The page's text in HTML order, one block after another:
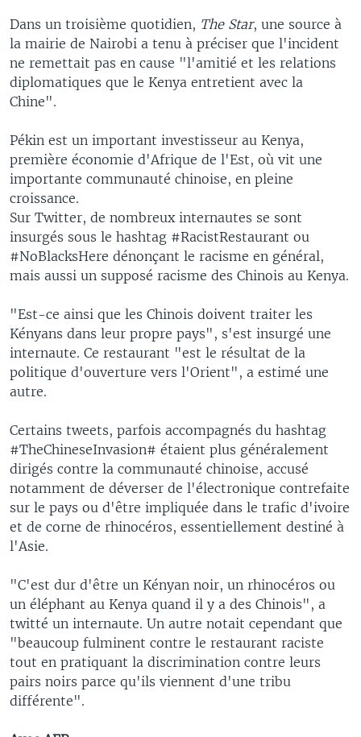
Dans un troisième quotidien, The Star, une source à
la mairie de Nairobi a tenu à préciser que l'incident
ne remettait pas en cause "l'amitié et les relations
diplomatiques que le Kenya entretient avec la
Chine".
Pékin est un important investisseur au Kenya,
première économie d'Afrique de l'Est, où vit une
importante communauté chinoise, en pleine
croissance.
Sur Twitter, de nombreux internautes se sont
insurgés sous le hashtag #RacistRestaurant ou
#NoBlacksHere dénonçant le racisme en général,
mais aussi un supposé racisme des Chinois au Kenya.
"Est-ce ainsi que les Chinois doivent traiter les
Kényans dans leur propre pays", s'est insurgé une
internaute. Ce restaurant "est le résultat de la
politique d'ouverture vers l'Orient", a estimé une
autre.
Certains tweets, parfois accompagnés du hashtag
#TheChineseInvasion# étaient plus généralement
dirigés contre la communauté chinoise, accusé
notamment de déverser de l'électronique contrefaite
sur le pays ou d'être impliquée dans le trafic d'ivoire
et de corne de rhinocéros, essentiellement destiné à
l'Asie.
"C'est dur d'être un Kényan noir, un rhinocéros ou
un éléphant au Kenya quand il y a des Chinois", a
twitté un internaute. Un autre notait cependant que
"beaucoup fulminent contre le restaurant raciste
tout en pratiquant la discrimination contre leurs
pairs noirs parce qu'ils viennent d'une tribu
différente".